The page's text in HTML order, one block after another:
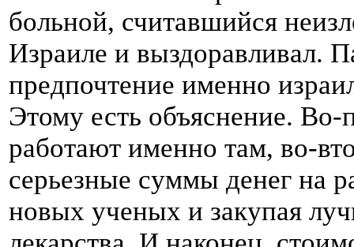
больной, считавшийся
Израиле и выздоравливал.
предпочтение именно
Этому есть объяснение.
работают именно там, во-
серьезные суммы денег на
новых ученых и закупая